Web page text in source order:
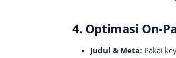
4. Optimasi On-
Judul & Meta: Pakai